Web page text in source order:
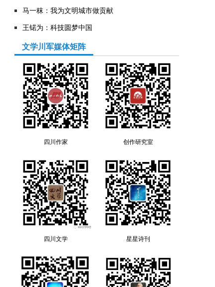
马一秣：我为文明城市做贡献
王锘为：科技圆梦中国
文学川军媒体矩阵
四川作家 创作研究室
四川文学 星星诗刊